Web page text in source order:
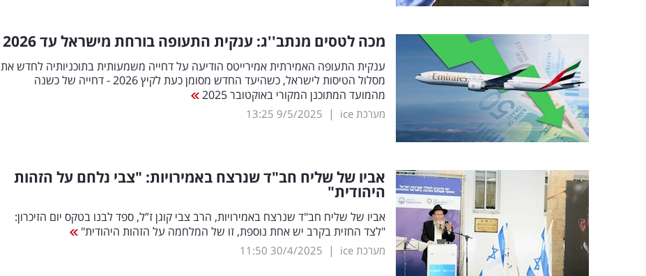
מכה לטסים מנתב''ג: ענקית התעופה בורחת מישראל עד 2026
ענקית התעופה האמירתית אמירייטס הודיעה על דחייה משמעותית בתוכניותיה לחדש את
מסלול הטיסות לישראל, כשהיעד החדש מסומן כעת לקיץ 2026 - דחייה של כשנה
מהמועד המתוכנן המקורי באוקטובר 2025
מערכת ice |
9/5/2025
13:25
אביו של שליח חב"ד שנרצח באמירויות: "צבי נלחם על הזהות
היהודית"
אביו של שליח חב"ד שנרצח באמירויות, הרב צבי קוגן ז”ל, ספד לבנו בטקס יום הזיכרון:
"לצד החזית בקרב יש אחת נוספת, זו של המלחמה על הזהות היהודית"
מערכת ice |
30/4/2025
11:50